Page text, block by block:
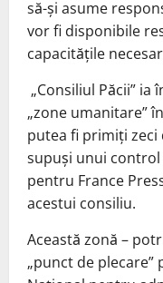
să-și asume
vor fi disponibile
capacitățile
„Consiliul Păcii”
„zone umanitare”
putea fi primiţi zeci
supuşi unui
pentru France
acestui consiliu.
Această zonă –
„punct de